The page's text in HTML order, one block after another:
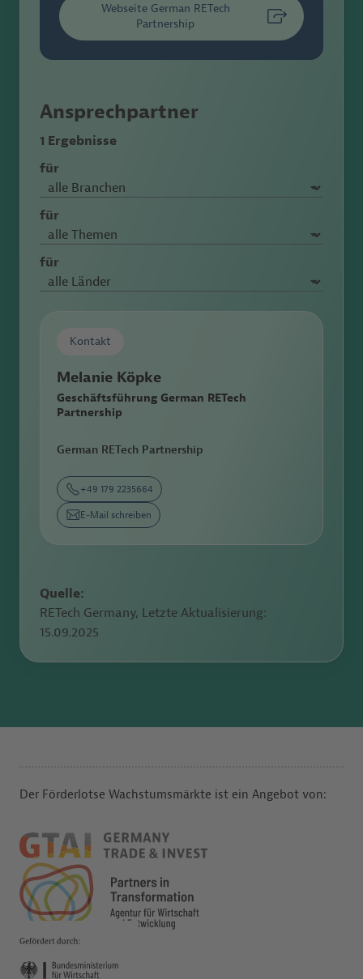
Webseite German RETech
Partnership
Ansprechpartner
1 Ergebnisse
für
für
für
Kontakt
Melanie Köpke
Geschäftsführung German RETech
Partnership
German RETech Partnership
+49 179 2235664
E-Mail schreiben
Quelle:
RETech Germany, Letzte Aktualisierung:
15.09.2025
Der Förderlotse Wachstumsmärkte ist ein Angebot von: